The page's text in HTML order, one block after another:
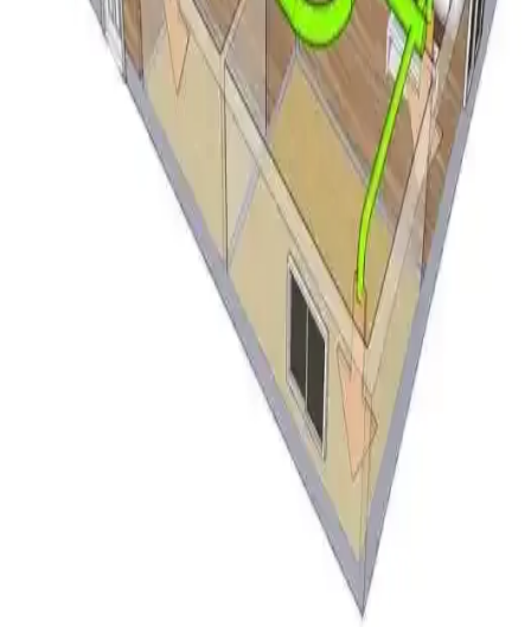
Mini split dış ünitenin montajında kar, donma, titreşim ve bakım
faktörleri göz önünde bulundurularak duvar veya zemin tercihi
yapılmalıdır. Doğru montaj sistem performansını ve dayanıklılığı
LG Smart Inverter Klima 12.000 BTU A++: Bahçe
Kulübesinde Performans ve Kullanım
Değerlendirmesi
LG Smart Inverter klima, 10.6 m² bahçe kulübesinde soğutma ve
ısıtma için test edildi. Enerji verimliliği, sessiz çalışma ve uzaktan
kontrol avantajları sunarken, yedek parça temini ve garanti
sınırlamaları dikkat çekiyor.
Düşük Enerjili Küçük Klima Seçenekleri ve Ev
Arkadaşıyla İklim Kontrolü Yöntemleri
Düşük enerji tüketen küçük klima modelleri ve ev arkadaşlarıyla
klima kullanımı konusunda uzlaşma yöntemleri ele alınmaktadır.
Enerji verimliliği ve maliyet paylaşımı detayları sunulmaktadır.
Klima ve Isıtma Sistemlerinde Filtre Yerinin Doğru
Klima ve ısıtma sistemlerinde filtreler dönüş hava kanalında bulunur.
Doğru filtre yeri tespiti ve düzenli bakım, cihaz performansı ve iç